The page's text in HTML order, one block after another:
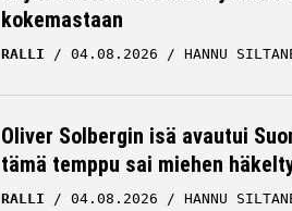
kokemastaan
RALLI 04.08.2026 HANNU
Oliver Solbergin isä avautui
tämä temppu sai miehen
RALLI 04.08.2026 HANNU